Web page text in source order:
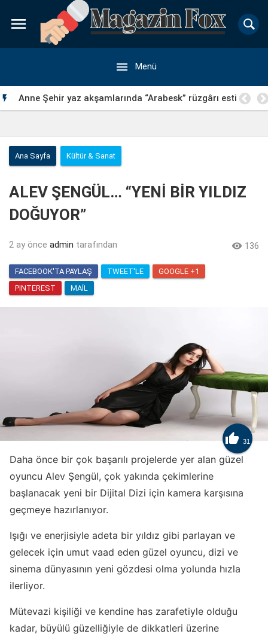

 Menü
 Anne Şehir yaz akşamlarında “Arabesk” rüzgârı esti
Ana Sayfa Kültür & Sanat
ALEV ŞENGÜL… “YENİ BİR YILDIZ
DOĞUYOR”
2 ay önce admin tarafından  136
FACEBOOK'TA PAYLAŞ TWEET'LE
GOOGLE +1
PINTEREST
MAIL
 31
Daha önce bir çok başarılı projelerde yer alan güzel
oyuncu Alev Şengül, çok yakında çekimlerine
başlanacak yeni bir Dijital Dizi için kamera karşısına
geçmeye hazırlanıyor.
Işığı ve enerjisiyle adeta bir yıldız gibi parlayan ve
gelecek için umut vaad eden güzel oyuncu, dizi ve
sinema dünyasının yeni gözdesi olma yolunda hızla
ilerliyor.
Mütevazi kişiliği ve kendine has zarafetiyle olduğu
kadar, büyülü güzelliğiyle de dikkatleri üzerine